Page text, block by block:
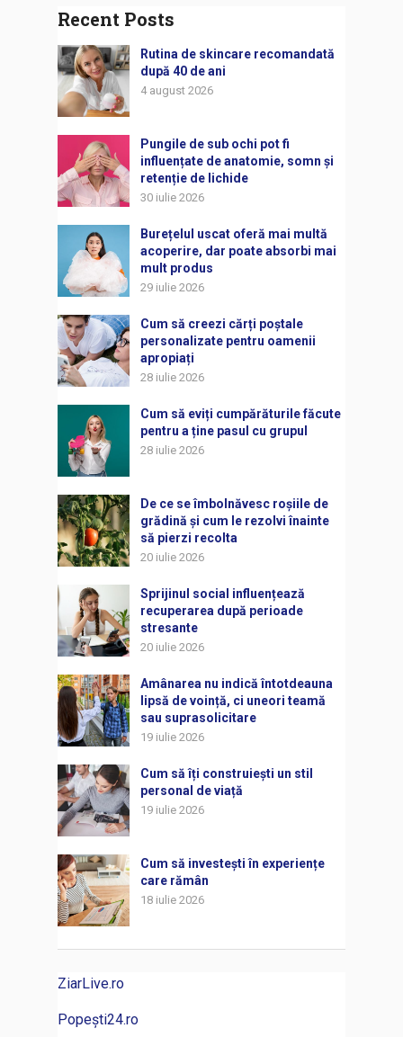
Recent Posts
Rutina de skincare recomandată
după 40 de ani
4 august 2026
Pungile de sub ochi pot fi
influențate de anatomie, somn și
retenție de lichide
30 iulie 2026
Burețelul uscat oferă mai multă
acoperire, dar poate absorbi mai
mult produs
29 iulie 2026
Cum să creezi cărți poștale
personalizate pentru oamenii
apropiați
28 iulie 2026
Cum să eviți cumpărăturile făcute
pentru a ține pasul cu grupul
28 iulie 2026
De ce se îmbolnăvesc roșiile de
grădină și cum le rezolvi înainte
să pierzi recolta
20 iulie 2026
Sprijinul social influențează
recuperarea după perioade
stresante
20 iulie 2026
Amânarea nu indică întotdeauna
lipsă de voință, ci uneori teamă
sau suprasolicitare
19 iulie 2026
Cum să îți construiești un stil
personal de viață
19 iulie 2026
Cum să investești în experiențe
care rămân
18 iulie 2026
ZiarLive.ro
Popești24.ro